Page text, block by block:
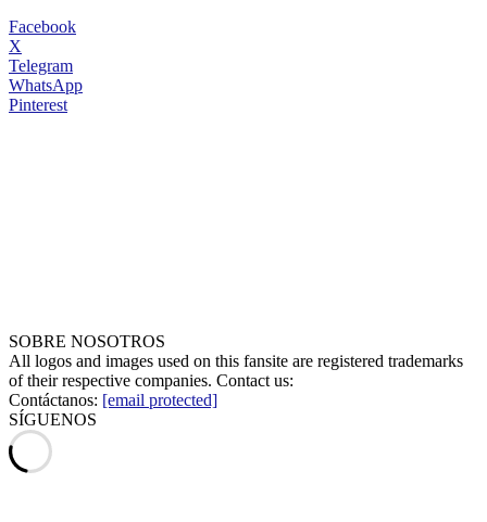
Facebook
X
Telegram
WhatsApp
Pinterest
SOBRE NOSOTROS
All logos and images used on this fansite are registered trademarks
of their respective companies. Contact us:
Contáctanos: [email protected]
SÍGUENOS